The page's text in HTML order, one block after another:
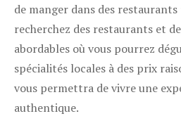
de manger dans des
recherchez des restaurants et
abordables où vous pourrez
spécialités locales à des prix
vous permettra de vivre une
authentique.